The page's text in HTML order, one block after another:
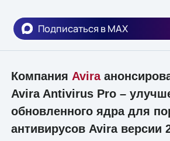
Подписаться в MAX
Компания Avira
Avira Antivirus Pro –
обновленного ядра для
антивирусов Avira версии